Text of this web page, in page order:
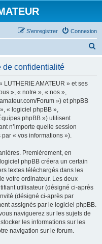
Connexion
S’enregistrer
de confidentialité
AMATEUR » et ses
», « notre », « nos »,
Forum ») et phpBB
« logiciel phpBB »,
phpBB ») utilisent
n’importe quelle session
« vos informations »).
Premièrement, en
phpBB créera un certain
textes téléchargés dans les
votre ordinateur. Les deux
utilisateur (désigné ci-après
(désigné ci-après par
assignés par le logiciel phpBB.
naviguerez sur les sujets de
les informations sur les
navigation sur le forum.